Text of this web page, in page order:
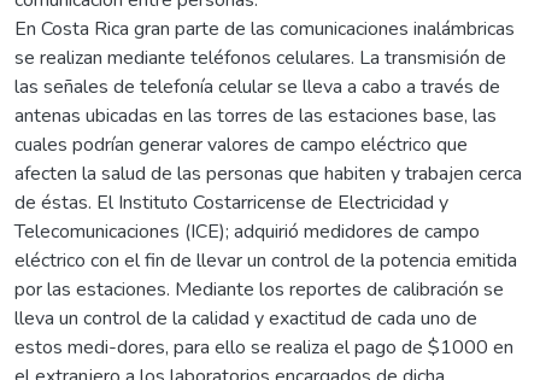
En Costa Rica gran parte de las comunicaciones inalámbricas
se realizan mediante teléfonos celulares. La transmisión de
las señales de telefonía celular se lleva a cabo a través de
antenas ubicadas en las torres de las estaciones base, las
cuales podrían generar valores de campo eléctrico que
afecten la salud de las personas que habiten y trabajen cerca
de éstas. El Instituto Costarricense de Electricidad y
Telecomunicaciones (ICE); adquirió medidores de campo
eléctrico con el fin de llevar un control de la potencia emitida
por las estaciones. Mediante los reportes de calibración se
lleva un control de la calidad y exactitud de cada uno de
estos medi-dores, para ello se realiza el pago de $1000 en